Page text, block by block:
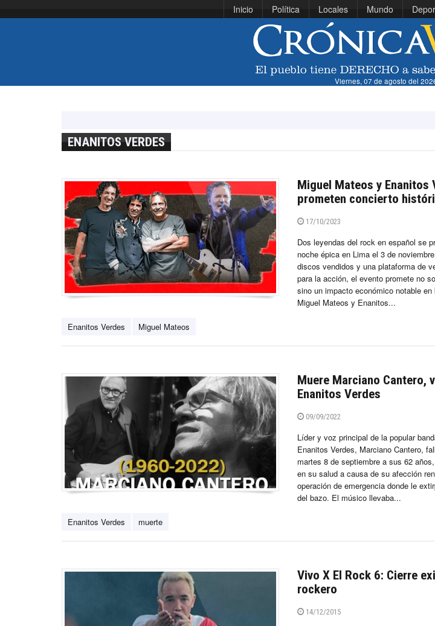
Inicio Política Locales Mundo
Viernes, 07 de agosto del
ENANITOS VERDES
Miguel Mateos y Enanitos
prometen concierto
17/10/2023
Dos leyendas del rock en español se
noche épica en Lima el 3 de
discos vendidos y una plataforma de
para la acción, el evento promete no
sino un impacto económico notable en
Miguel Mateos y Enanitos...
Enanitos Verdes Miguel Mateos
Muere Marciano Cantero,
Enanitos Verdes
09/09/2022
Líder y voz principal de la popular
Enanitos Verdes, Marciano Cantero,
martes 8 de septiembre a sus 62
en su salud a causa de su afección
operación de emergencia donde le
del bazo. El músico llevaba...
Enanitos Verdes muerte
Vivo X El Rock 6: Cierre
rockero
14/12/2015